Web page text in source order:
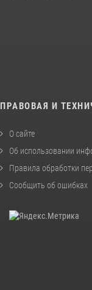
ПРАВОВАЯ И
О сайте
Об использовании
Правила обработки
Сообщить об ошибках